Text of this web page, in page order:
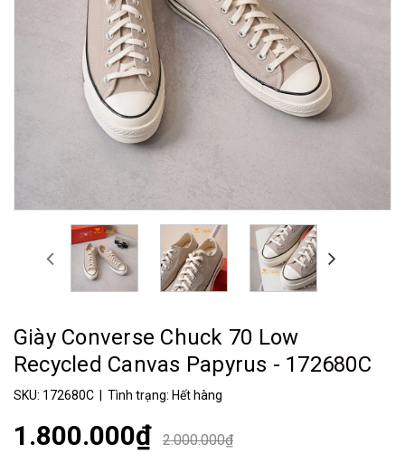
Giày Converse Chuck 70 Low
Recycled Canvas Papyrus - 172680C
SKU: 172680C | Tình trạng: Hết hàng
1.800.000₫ 2.000.000₫